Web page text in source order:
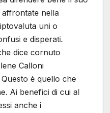
affrontate nella
uni o
e disperati.
dice cornuto
Calloni
è quello che
Ai benefìci di cui al
anche i